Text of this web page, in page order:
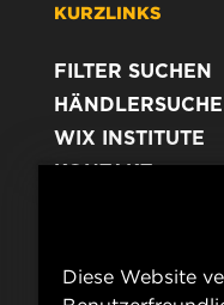
KURZLINKS
FILTER SUCHEN
HÄNDLERSUCHE
WIX INSTITUTE
KONTAKT
Diese Website